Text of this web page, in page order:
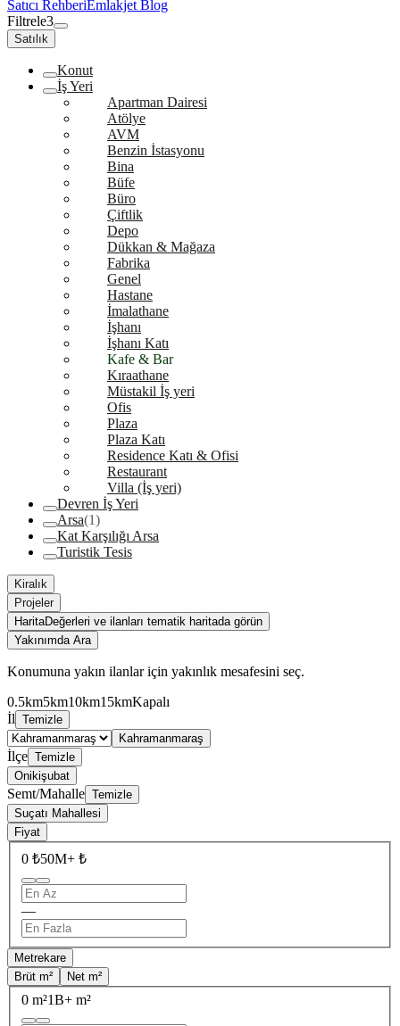
Satıcı RehberiEmlakjet Blog
Filtrele3
Satılık
Konut
İş Yeri
Apartman Dairesi
Atölye
AVM
Benzin İstasyonu
Bina
Büfe
Büro
Çiftlik
Depo
Dükkan & Mağaza
Fabrika
Genel
Hastane
İmalathane
İşhanı
İşhanı Katı
Kafe & Bar
Kıraathane
Müstakil İş yeri
Ofis
Plaza
Plaza Katı
Residence Katı & Ofisi
Restaurant
Villa (İş yeri)
Devren İş Yeri
Arsa(1)
Kat Karşılığı Arsa
Turistik Tesis
Kiralık
Projeler
HaritaDeğerleri ve ilanları tematik haritada görün
Yakınımda Ara
Konumuna yakın ilanlar için yakınlık mesafesini seç.
0.5km5km10km15kmKapalı
İl Temizle
Kahramanmaraş
İlçe Temizle
Onikişubat
Semt/Mahalle Temizle
Suçatı Mahallesi
Fiyat
0 ₺50M+ ₺
—
Metrekare
Brüt m²
Net m²
0 m²1B+ m²